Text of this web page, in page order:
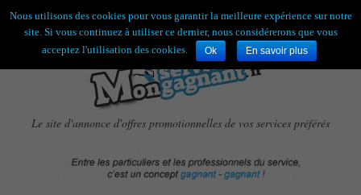
Bienvenue,visiteur ![S'enregistrer|Connexion]
Le site d'annonce d'offres promotionnelles de vos services préférés
Nous utilisons des cookies pour vous garantir la meilleure expérience sur notre
site. Si vous continuez à utiliser ce dernier, nous considérerons que vous
acceptez l'utilisation des cookies.
Ok En savoir plus